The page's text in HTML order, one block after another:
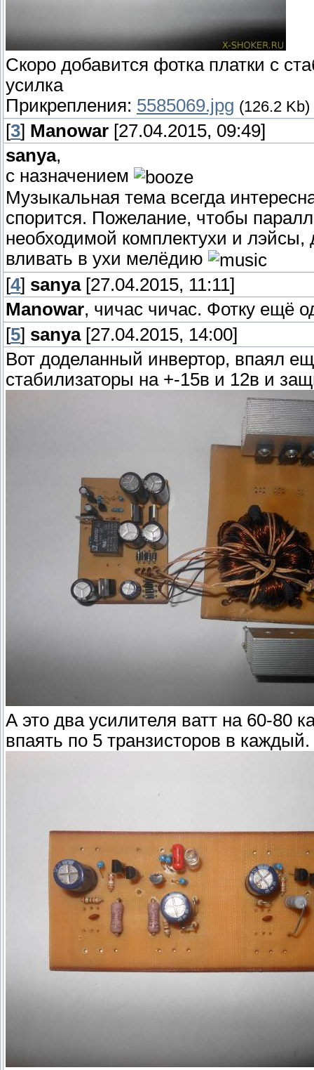
Скоро добавится фотка платки с
усилка
Прикрепления: 5585069.jpg (126.2 Kb)
[3] Manowar [27.04.2015, 09:49]
sanya,
с назначением
Музыкальная тема всегда
спорится. Пожелание, чтобы
необходимой комплектухи и
вливать в ухи мелёдию
[4] sanya[27.04.2015, 11:11]
Manowar, чичас чичас. Фотку ещё
[5] sanya[27.04.2015, 14:00]
Вот доделанный инвертор, впаял
стабилизаторы на +-15в и 12в и
А это два усилителя ватт на 60-80
впаять по 5 транзисторов в каждый.